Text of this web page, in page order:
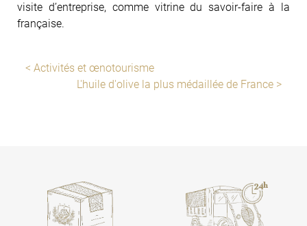
visite d’entreprise, comme vitrine du savoir-faire à la
française.
< Activités et œnotourisme
L'huile d'olive la plus médaillée de France >